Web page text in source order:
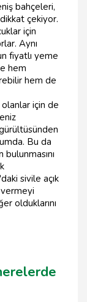
bahçeleri,
çekiyor.
için
Aynı
fiyatlı yeme
hem
hem de
olanlar için de
Bu da
sivile açık
olduklarını